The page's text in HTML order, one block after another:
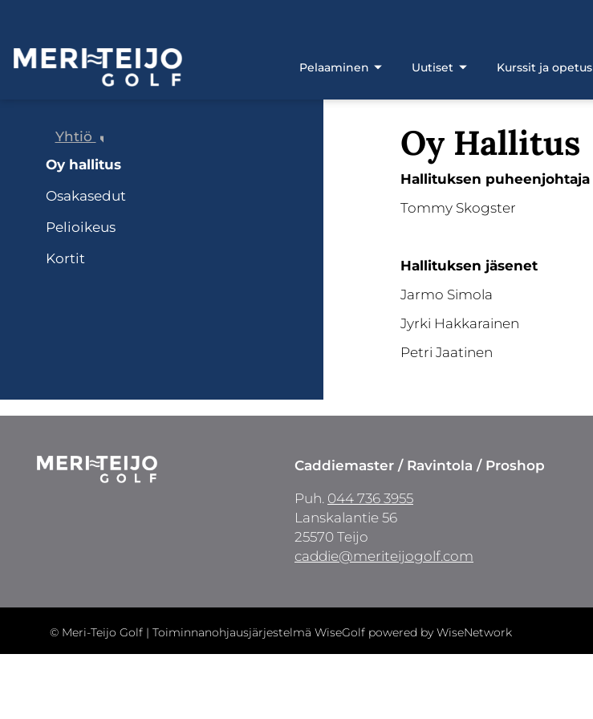
Pelaaminen Uutiset Kurssit ja opetus
Oy Hallitus
Hallituksen puheenjohtaja
Tommy Skogster
Hallituksen jäsenet
Jarmo Simola
Jyrki Hakkarainen
Petri Jaatinen
Yhtiö
Oy hallitus
Osakasedut
Pelioikeus
Kortit
Caddiemaster / Ravintola / Proshop
Puh. 044 736 3955
Lanskalantie 56
25570 Teijo
caddie@meriteijogolf.com
© Meri-Teijo Golf | Toiminnanohjausjärjestelmä WiseGolf powered by WiseNetwork